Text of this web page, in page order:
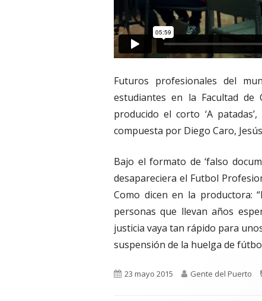
Futuros profesionales del
estudiantes en la Facultad de
producido el corto ‘A
compuesta por Diego Caro,
Bajo el formato de ‘falso
desapareciera el Futbol
Como dicen en la productora:
personas que llevan años
justicia vaya tan rápido para
suspensión de la huelga de
Publicado
23 mayo 2015 Autor
Gente del Puerto